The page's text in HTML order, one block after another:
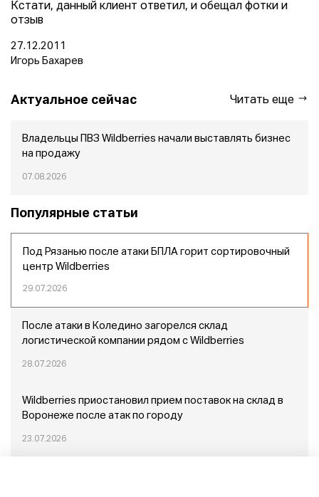
Кстати, данный клиент ответил, и обещал фотки и
отзыв
27.12.2011
Игорь Бахарев
Актуальное сейчас Читать еще
Владельцы ПВЗ Wildberries начали выставлять бизнес
на продажу
07.08.2026
Популярные статьи
Под Рязанью после атаки БПЛА горит сортировочный
центр Wildberries
29.07.2026
После атаки в Коледино загорелся склад
логистической компании рядом с Wildberries
28.07.2026
Wildberries приостановил прием поставок на склад в
Воронеже после атак по городу
23.07.2026